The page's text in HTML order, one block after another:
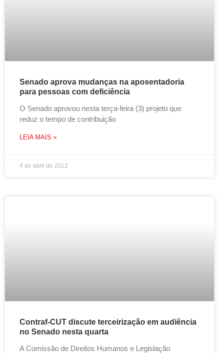
Senado aprova mudanças na aposentadoria
para pessoas com deficiência
O Senado aprovou nesta terça-feira (3) projeto que
reduz o tempo de contribuição
LEIA MAIS »
4 de abril de 2012
Contraf-CUT discute terceirização em audiência
no Senado nesta quarta
A Comissão de Direitos Humanos e Legislação